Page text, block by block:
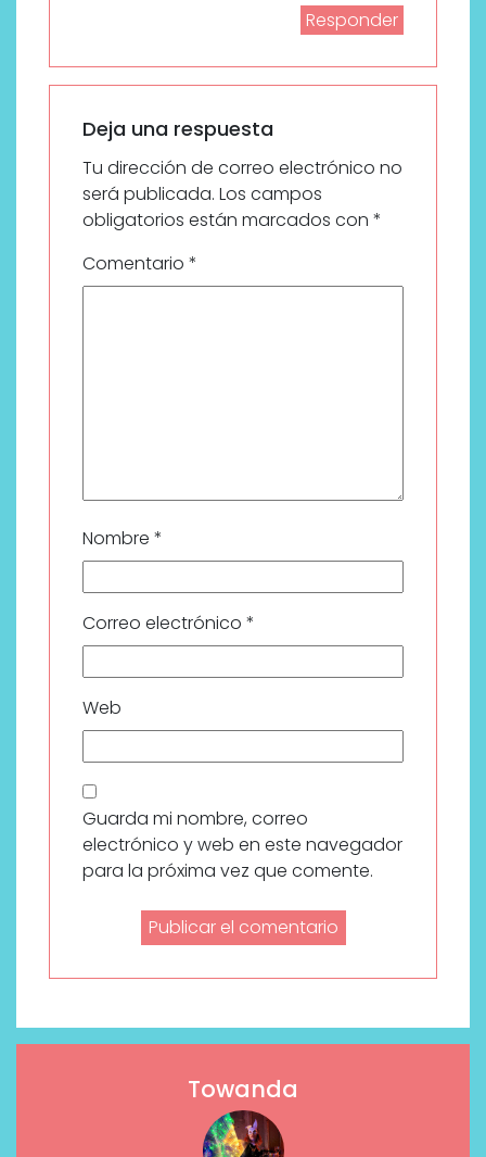
Responder
Deja una respuesta
Tu dirección de correo electrónico no
será publicada. Los campos
obligatorios están marcados con *
Comentario *
Nombre *
Correo electrónico *
Web
Guarda mi nombre, correo
electrónico y web en este navegador
para la próxima vez que comente.
Towanda